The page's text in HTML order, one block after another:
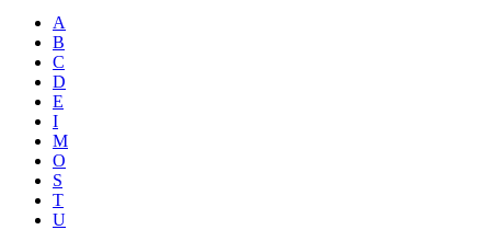
A
B
C
D
E
I
M
O
S
T
U